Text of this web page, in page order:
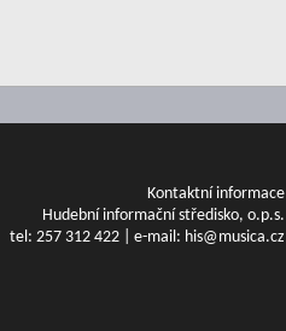
Kontaktní informace
Hudební informační středisko, o.p.s.
tel: 257 312 422 | e-mail: his@musica.cz